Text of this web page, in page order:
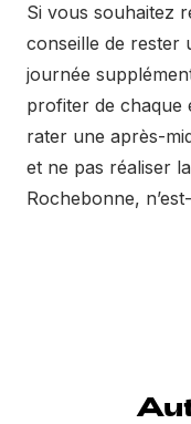
Si vous souhaitez
conseille de rester
journée
profiter de chaque
rater une après-
et ne pas réaliser
Rochebonne,